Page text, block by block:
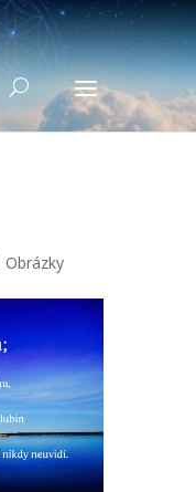
Obrázky